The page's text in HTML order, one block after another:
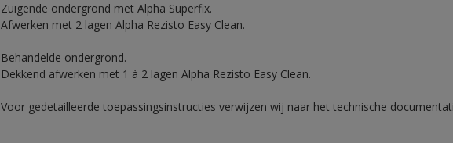
Zuigende ondergrond met Alpha Superfix.
Afwerken met 2 lagen Alpha Rezisto Easy Clean.
Behandelde ondergrond.
Dekkend afwerken met 1 à 2 lagen Alpha Rezisto Easy Clean.
Voor gedetailleerde toepassingsinstructies verwijzen wij naar het technische